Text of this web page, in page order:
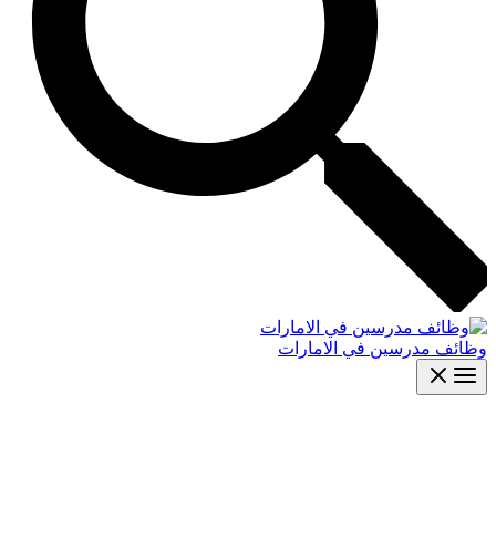
وظائف مدرسين في الامارات